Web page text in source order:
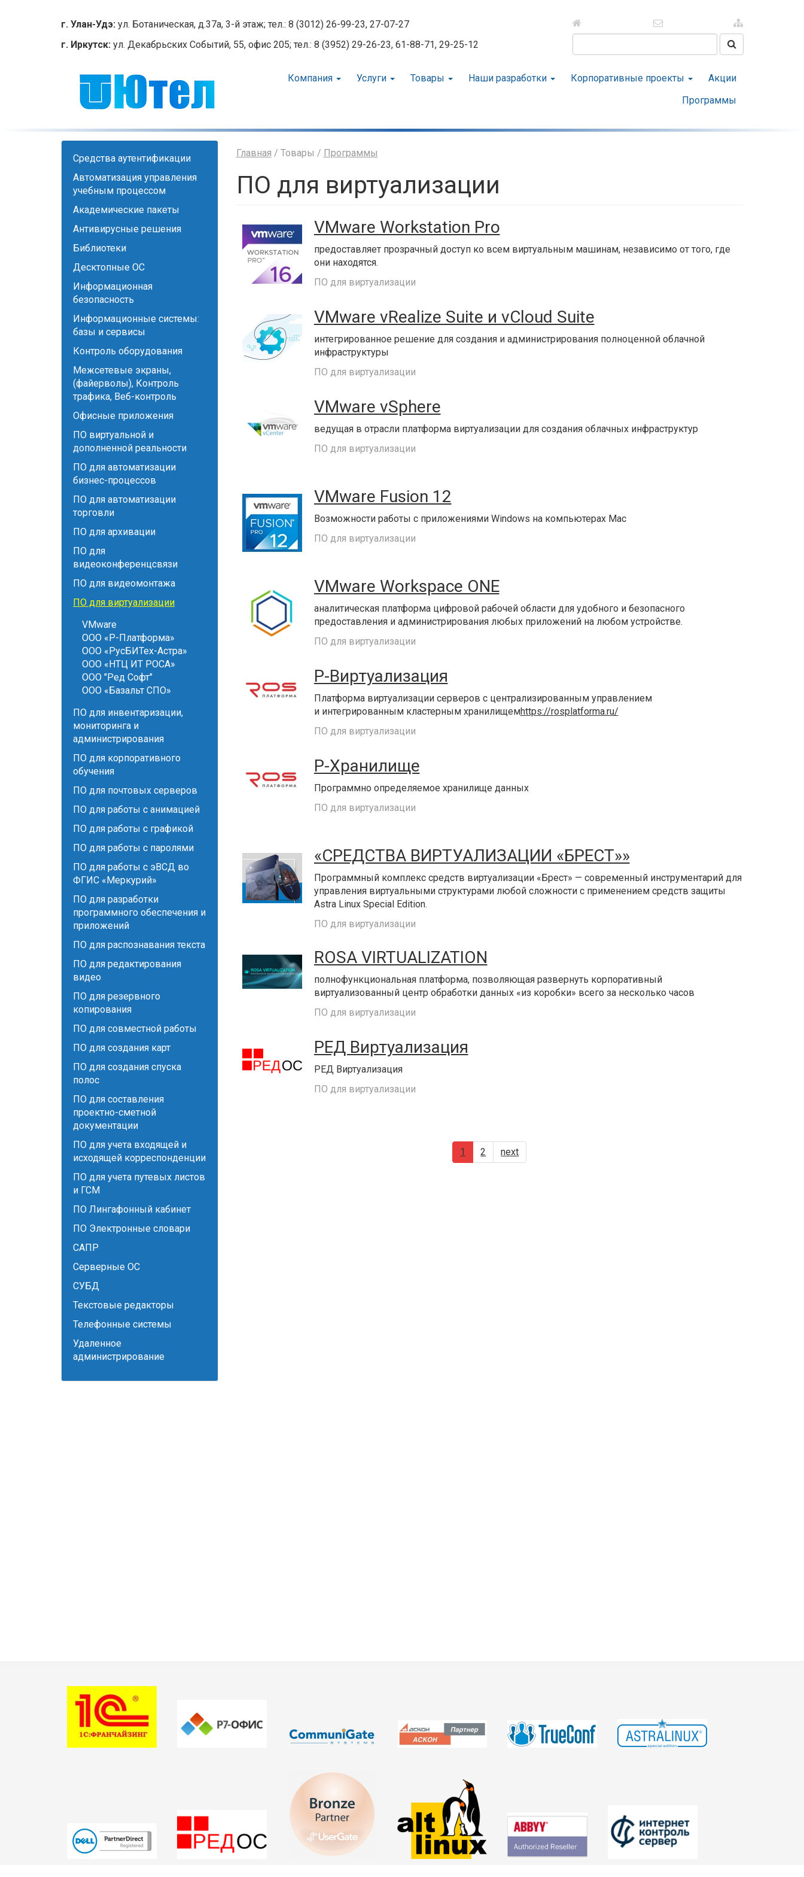
г. Улан-Удэ: ул. Ботаническая, д.37а, 3-й этаж; тел.: 8 (3012) 26-99-23, 27-07-27
г. Иркутск: ул. Декабрьских Событий, 55, офис 205; тел.: 8 (3952) 29-26-23, 61-88-71, 29-25-12
Поиск на сайте
Компания Услуги Товары Наши разработки Корпоративные проекты
Акции
Программы
Cредства аутентификации
Автоматизация управления
учебным процессом
Академические пакеты
Антивирусные решения
Библиотеки
Десктопные ОС
Информационная
безопасность
Информационные системы:
базы и сервисы
Контроль оборудования
Межсетевые экраны,
(файерволы), Контроль
трафика, Веб-контроль
Офисные приложения
ПО виртуальной и
дополненной реальности
ПО для автоматизации
бизнес-процессов
ПО для автоматизации
торговли
ПО для архивации
ПО для
видеоконференцсвязи
ПО для видеомонтажа
ПО для виртуализации
VMware
ООО «Р-Платформа»
ООО «РусБИТех-Астра»
ООО «НТЦ ИТ РОСА»
ООО "Ред Софт"
ООО «Базальт СПО»
ПО для инвентаризации,
мониторинга и
администрирования
ПО для корпоративного
обучения
ПО для почтовых серверов
ПО для работы с анимацией
ПО для работы с графикой
ПО для работы с паролями
ПО для работы с эВСД во
ФГИС «Меркурий»
ПО для разработки
программного обеспечения и
приложений
ПО для распознавания текста
ПО для редактирования
видео
ПО для резервного
копирования
ПО для совместной работы
ПО для создания карт
ПО для создания спуска
полос
ПО для составления
проектно-сметной
документации
ПО для учета входящей и
исходящей корреспонденции
ПО для учета путевых листов
и ГСМ
ПО Лингафонный кабинет
ПО Электронные словари
САПР
Серверные ОС
СУБД
Текстовые редакторы
Телефонные системы
Удаленное
администрирование
Главная / Товары / Программы
ПО для виртуализации
VMware Workstation Pro
предоставляет прозрачный доступ ко всем виртуальным машинам, независимо от того, где
они находятся.
ПО для виртуализации
VMware vRealize Suite и vCloud Suite
интегрированное решение для создания и администрирования полноценной облачной
инфраструктуры
ПО для виртуализации
VMware vSphere
ведущая в отрасли платформа виртуализации для создания облачных инфраструктур
ПО для виртуализации
VMware Fusion 12
Возможности работы с приложениями Windows на компьютерах Mac
ПО для виртуализации
VMware Workspace ONE
аналитическая платформа цифровой рабочей области для удобного и безопасного
предоставления и администрирования любых приложений на любом устройстве.
ПО для виртуализации
Р-Виртуализация
Платформа виртуализации серверов с централизированным управлением
и интегрированным кластерным хранилищемhttps://rosplatforma.ru/
ПО для виртуализации
Р-Хранилище
Программно определяемое хранилище данных
ПО для виртуализации
«СРЕДСТВА ВИРТУАЛИЗАЦИИ «БРЕСТ»»
Программный комплекс средств виртуализации «Брест» — современный инструментарий для
управления виртуальными структурами любой сложности с применением средств защиты
Astra Linux Special Edition.
ПО для виртуализации
ROSA VIRTUALIZATION
полнофункциональная платформа, позволяющая развернуть корпоративный
виртуализованный центр обработки данных «из коробки» всего за несколько часов
ПО для виртуализации
РЕД Виртуализация
РЕД Виртуализация
ПО для виртуализации
1 2 next